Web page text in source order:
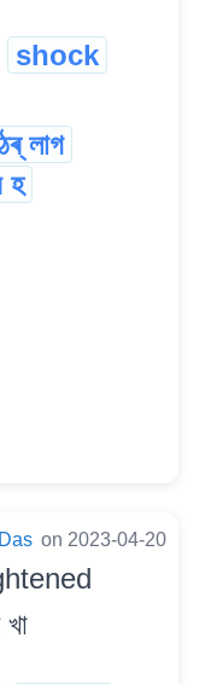
shock
লাগ
হ
on 2023-04-20